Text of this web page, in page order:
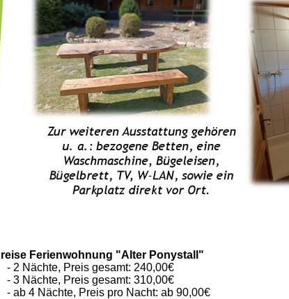
Ferienwohnung "Alter Ponystall"
2 Nächte, Preis gesamt: 240,00€
3 Nächte, Preis gesamt: 310,00€
ab 4 Nächte, Preis pro Nacht: ab 90,00€